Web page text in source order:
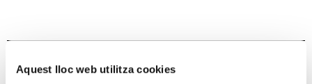
Aquest lloc web utilitza cookies